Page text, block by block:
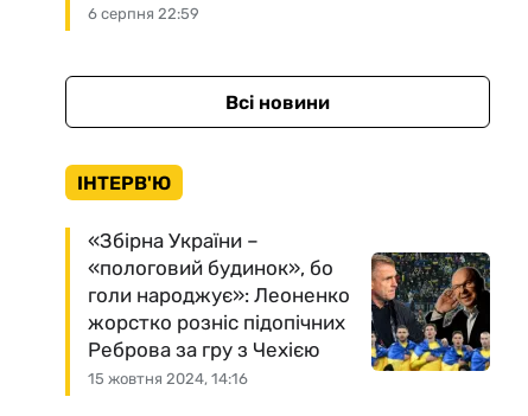
6 серпня 22:59
Всі новини
ІНТЕРВ'Ю
15 жовтня 2024, 14:16
«Збірна України –
«пологовий будинок», бо
голи народжує»: Леоненко
жорстко розніс підопічних
Реброва за гру з Чехією